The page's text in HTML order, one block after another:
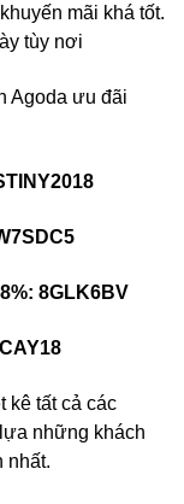
mãi khá tốt.
tùy nơi
Agoda ưu đãi
8GLK6BV
kê tất cả các
những khách
nhất.